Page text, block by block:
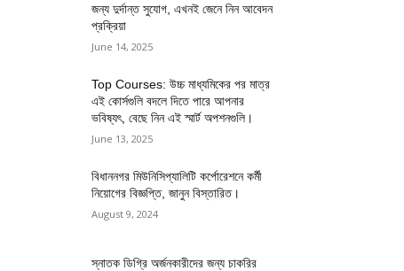
জন্য দুর্দান্ত সুযোগ, এখনই জেনে নিন আবেদন
প্রক্রিয়া
June 14, 2025
Top Courses: উচ্চ মাধ্যমিকের পর মাত্র
এই কোর্সগুলি বদলে দিতে পারে আপনার
ভবিষ্যৎ, বেছে নিন এই স্মার্ট অপশনগুলি।
June 13, 2025
বিধাননগর মিউনিসিপ্যালিটি কর্পোরেশনে কর্মী
নিয়োগের বিজ্ঞপ্তি, জানুন বিস্তারিত।
August 9, 2024
স্নাতক ডিগ্রি অর্জনকারীদের জন্য চাকরির